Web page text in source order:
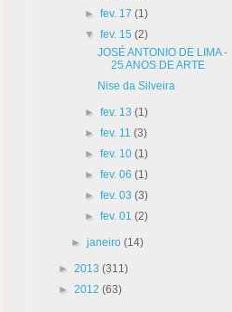
► fev. 17 (1)
▼ fev. 15 (2)
JOSÉ ANTONIO DE LIMA -
25 ANOS DE ARTE
Nise da Silveira
► fev. 13 (1)
► fev. 11 (3)
► fev. 10 (1)
► fev. 06 (1)
► fev. 03 (3)
► fev. 01 (2)
►janeiro(14)
► 2013 (311)
► 2012 (63)